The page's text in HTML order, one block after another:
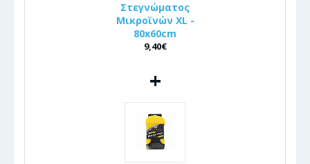
Στεγνώματος
Μικροϊνών XL -
80x60cm
9,40€
+